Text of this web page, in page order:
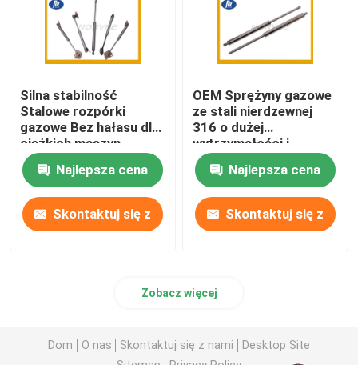
Silna stabilność
Stalowe rozpórki
gazowe Bez hałasu dla
ciężkich maszyn
Najlepsza cena
Skontaktuj się z
OEM Sprężyny gazowe
ze stali nierdzewnej
316 o dużej
wytrzymałości i
sprężyny Długość
dostosowana
Najlepsza cena
Skontaktuj się z
Zobacz więcej
Dom O nas Skontaktuj się z nami
Desktop Site